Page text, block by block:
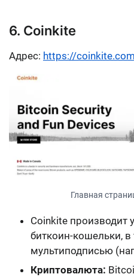
6. Coinkite
Адрес: https://
Главная
Coinkite производит
биткоин-кошельки, в
мультиподписью
Криптовалюта: